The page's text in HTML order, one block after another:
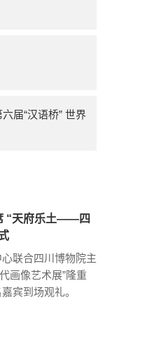
届“汉语桥” 世界
“天府乐土——四
联合四川博物院主
画像艺术展”隆重
宾到场观礼。